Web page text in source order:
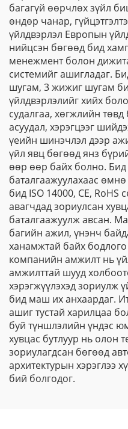
багагүй өөрчлөх зүйл
өндөр чанар,
үйлдвэрлэл Европын
нийцсэн бөгөөд бид
менежмент болон
системийг ашигладаг.
шугам, 3 жижиг шугам
үйлдвэрлэлийг хийх
судалгаа, хөгжлийн төвд
асуудал, хэрэгцээг
үеийн шинэчлэл дээр
үйл явц бөгөөд янз
өөр өөр байх болно. Бид
баталгаажуулахаас
бид ISO 14000, CE, RoHS
авагчдад зориулсан
баталгаажуулж авсан.
багийн ажил, үнэнч
ханамжтай байх
компанийн амжилт нь
амжилттай шууд
хэрэгжүүлэхэд зориулж
бид маш их анхаардаг.
ашиг тустай харилцаа
буй түншлэлийн үндэс
хувцас бутлуур нь олон
зориулагдсан бөгөөд
архитектурын хэрэглээ
бий болгодог.